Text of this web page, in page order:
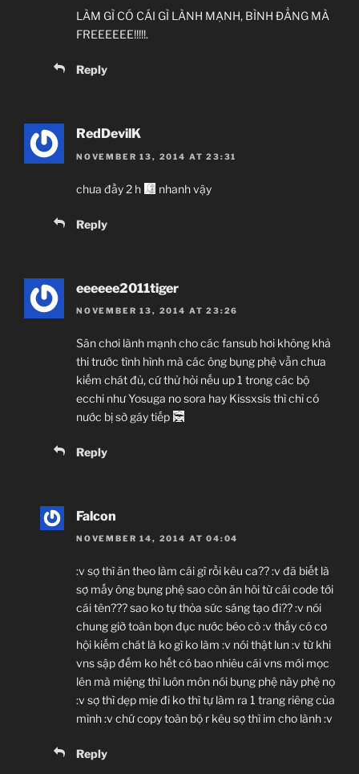
LÀM GÌ CÓ CÁI GÌ LÀNH MẠNH, BÌNH ĐẲNG MÀ
FREEEEEE!!!!!.
Reply
RedDevilK
NOVEMBER 13, 2014 AT 23:31
chưa đầy 2 h nhanh vậy
Reply
eeeeee2011tiger
NOVEMBER 13, 2014 AT 23:26
Sân chơi lành mạnh cho các fansub hơi không khả
thi trước tình hình mà các ông bụng phệ vẫn chưa
kiếm chát đủ, cứ thử hỏi nếu up 1 trong các bộ
ecchi như Yosuga no sora hay Kissxsis thì chỉ có
nước bị sờ gáy tiếp
Reply
Falcon
NOVEMBER 14, 2014 AT 04:04
:v sợ thì ăn theo làm cái gì rồi kêu ca?? :v đã biết là
sợ mấy ông bụng phệ sao còn ăn hôi từ cái code tới
cái tên??? sao ko tự thỏa sức sáng tạo đi?? :v nói
chung giờ toàn bọn đục nước béo cò :v thấy có cơ
hội kiếm chát là ko gì ko làm :v nói thật lun :v từ khi
vns sập đếm ko hết có bao nhiêu cái vns mới mọc
lên mà miệng thì luôn môn nói bụng phệ này phệ nọ
:v sợ thì dẹp mịe đi ko thì tự làm ra 1 trang riêng của
mình :v chứ copy toàn bộ r kêu sợ thì im cho lành :v
Reply